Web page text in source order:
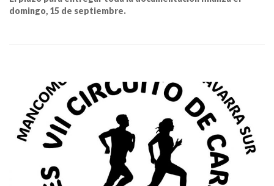
domingo, 15 de septiembre.